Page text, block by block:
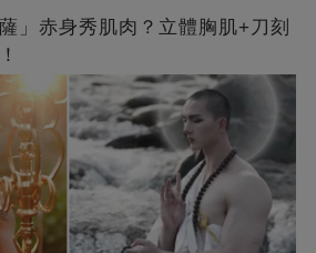
」赤身秀肌肉？立體胸肌+刀刻